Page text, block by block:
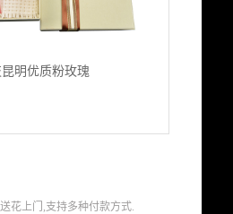
明优质粉玫瑰
花上门,支持多种付款方式.